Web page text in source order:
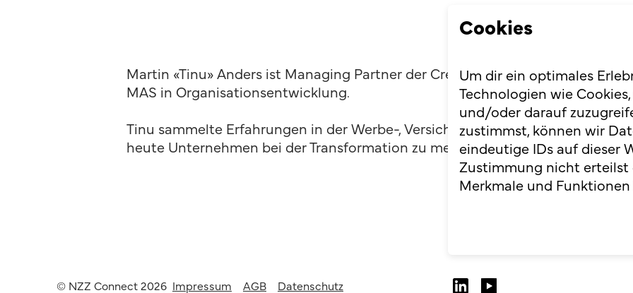
Martin «Tinu» Anders ist Managing Partner der Creaholic AG, Dozent an der
MAS in Organisationsentwicklung.
Tinu sammelte Erfahrungen in der Werbe-, Versicherungs- und
heute Unternehmen bei der Transformation zu mehr Innovation, Kreativität
© NZZ Connect 2026 Impressum AGB Datenschutz
Cookies
Um dir ein optimales
Technologien wie
und/oder darauf
zustimmst, können wir
eindeutige IDs auf dieser
Zustimmung nicht erteilst
Merkmale und